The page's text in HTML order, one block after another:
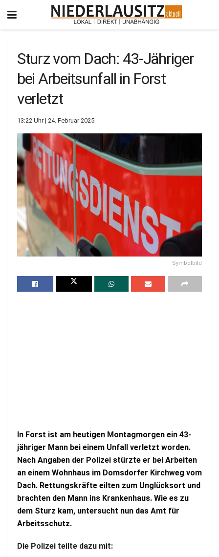
Sturz vom Dach: 43-Jähriger
bei Arbeitsunfall in Forst
verletzt
13:22 Uhr | 24. Februar 2025
Symbolbild
In Forst ist am heutigen Montagmorgen ein 43-
jähriger Mann bei einem Unfall verletzt worden.
Nach Angaben der Polizei stürzte er bei Arbeiten
an einem Wohnhaus im Domsdorfer Kirchweg vom
Dach. Rettungskräfte eilten zum Unglücksort und
brachten den Mann ins Krankenhaus. Wie es zu
dem Sturz kam, untersucht nun das Amt für
Arbeitsschutz.
Die Polizei teilte dazu mit: